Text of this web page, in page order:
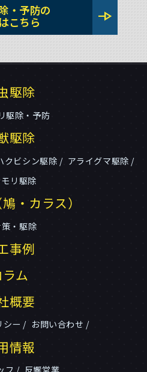
・予防の
こちら
line_end_arrow
駆除
駆除・予防
駆除
クビシン駆除
アライグマ駆除
モリ駆除
・カラス）
・駆除
事例
ラム
概要
シー お問い合わせ
情報